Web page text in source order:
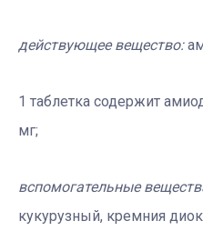
действующее вещество:
1 таблетка содержит
мг;
вспомогательные
кукурузный, кремния